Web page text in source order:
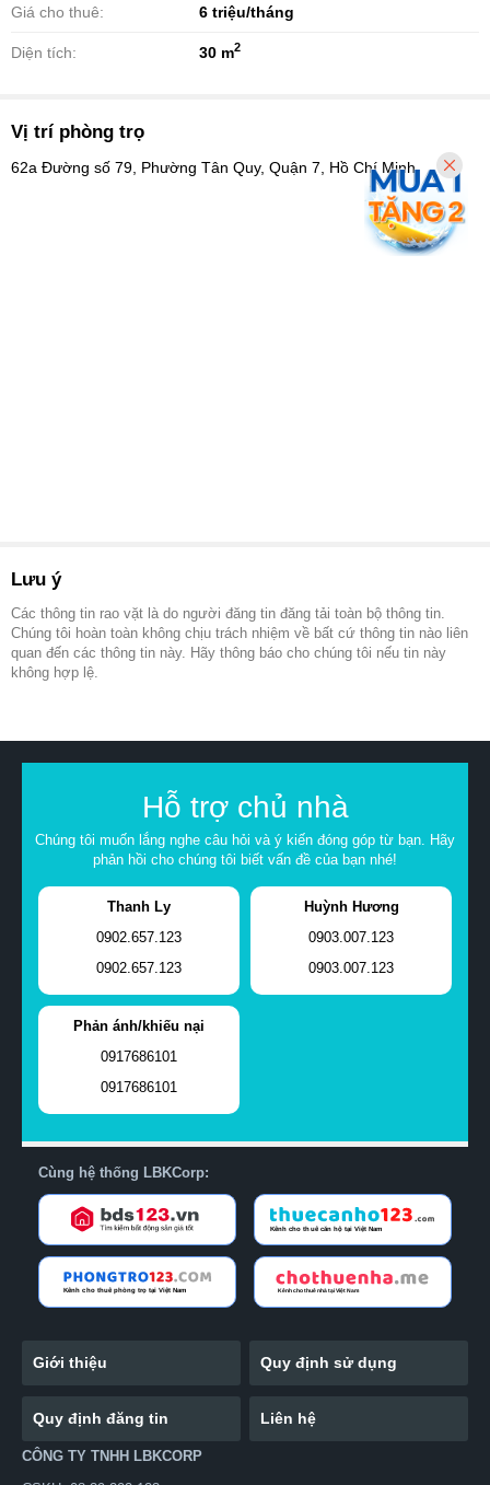
Giá cho thuê: 6 triệu/tháng
Diện tích: 30 m2
Vị trí phòng trọ
62a Đường số 79, Phường Tân Quy, Quận 7, Hồ Chí Minh
Lưu ý
Các thông tin rao vặt là do người đăng tin đăng tải toàn bộ thông tin.
Chúng tôi hoàn toàn không chịu trách nhiệm về bất cứ thông tin nào liên
quan đến các thông tin này. Hãy thông báo cho chúng tôi nếu tin này
không hợp lệ.
Hỗ trợ chủ nhà
Chúng tôi muốn lắng nghe câu hỏi và ý kiến đóng góp từ bạn. Hãy
phản hồi cho chúng tôi biết vấn đề của bạn nhé!
Thanh Ly
0902.657.123
0902.657.123
Huỳnh Hương
0903.007.123
0903.007.123
Phản ánh/khiếu nại
0917686101
0917686101
Cùng hệ thống LBKCorp:
Giới thiệu Quy định sử dụng
Quy định đăng tin Liên hệ
CÔNG TY TNHH LBKCORP